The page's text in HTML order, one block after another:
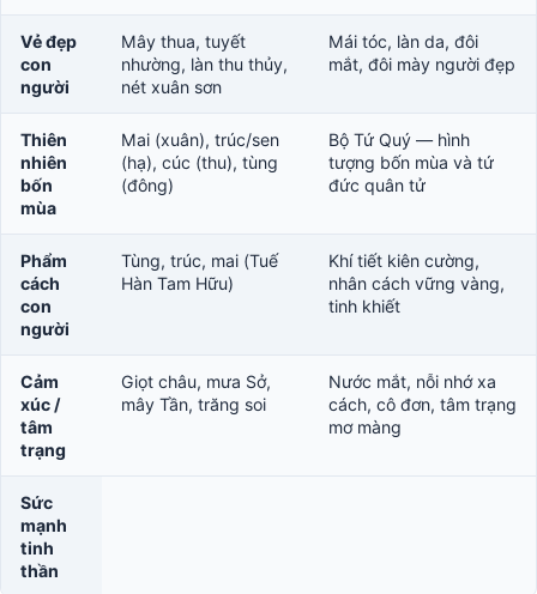
Vẻ đẹp
con
người
Mây thua, tuyết
nhường, làn thu thủy,
nét xuân sơn
Mái tóc, làn da, đôi
mắt, đôi mày người đẹp
Thiên
nhiên
bốn
mùa
Mai (xuân), trúc/sen
(hạ), cúc (thu), tùng
(đông)
Bộ Tứ Quý — hình
tượng bốn mùa và tứ
đức quân tử
Phẩm
cách
con
người
Tùng, trúc, mai (Tuế
Hàn Tam Hữu)
Khí tiết kiên cường,
nhân cách vững vàng,
tinh khiết
Cảm
xúc /
tâm
trạng
Giọt châu, mưa Sở,
mây Tần, trăng soi
Nước mắt, nỗi nhớ xa
cách, cô đơn, tâm trạng
mơ màng
Sức
mạnh
tinh
thần